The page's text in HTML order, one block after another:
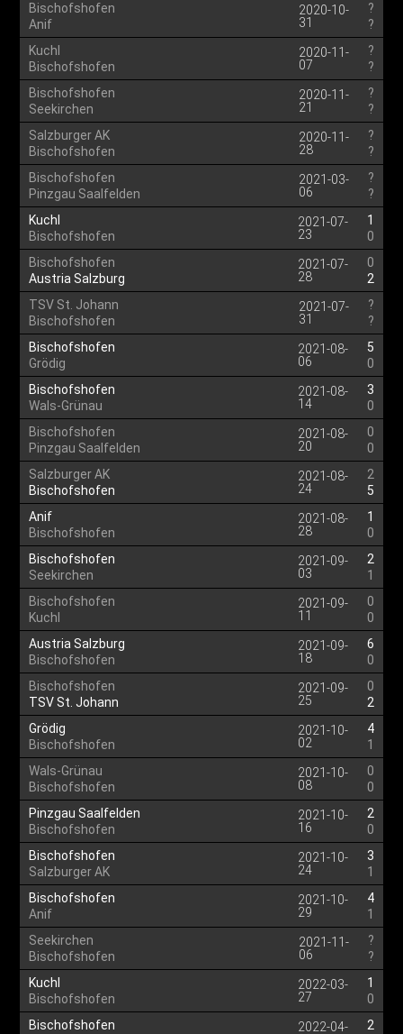
Bischofshofen
Anif
2020-10-
31
?
?
Kuchl
Bischofshofen
2020-11-
07
?
?
Bischofshofen
Seekirchen
2020-11-
21
?
?
Salzburger AK
Bischofshofen
2020-11-
28
?
?
Bischofshofen
Pinzgau Saalfelden
2021-03-
06
?
?
Kuchl
Bischofshofen
2021-07-
23
1
0
Bischofshofen
Austria Salzburg
2021-07-
28
0
2
TSV St. Johann
Bischofshofen
2021-07-
31
?
?
Bischofshofen
Grödig
2021-08-
06
5
0
Bischofshofen
Wals-Grünau
2021-08-
14
3
0
Bischofshofen
Pinzgau Saalfelden
2021-08-
20
0
0
Salzburger AK
Bischofshofen
2021-08-
24
2
5
Anif
Bischofshofen
2021-08-
28
1
0
Bischofshofen
Seekirchen
2021-09-
03
2
1
Bischofshofen
Kuchl
2021-09-
11
0
0
Austria Salzburg
Bischofshofen
2021-09-
18
6
0
Bischofshofen
TSV St. Johann
2021-09-
25
0
2
Grödig
Bischofshofen
2021-10-
02
4
1
Wals-Grünau
Bischofshofen
2021-10-
08
0
0
Pinzgau Saalfelden
Bischofshofen
2021-10-
16
2
0
Bischofshofen
Salzburger AK
2021-10-
24
3
1
Bischofshofen
Anif
2021-10-
29
4
1
Seekirchen
Bischofshofen
2021-11-
06
?
?
Kuchl
Bischofshofen
2022-03-
27
1
0
Bischofshofen
2022-04-
2